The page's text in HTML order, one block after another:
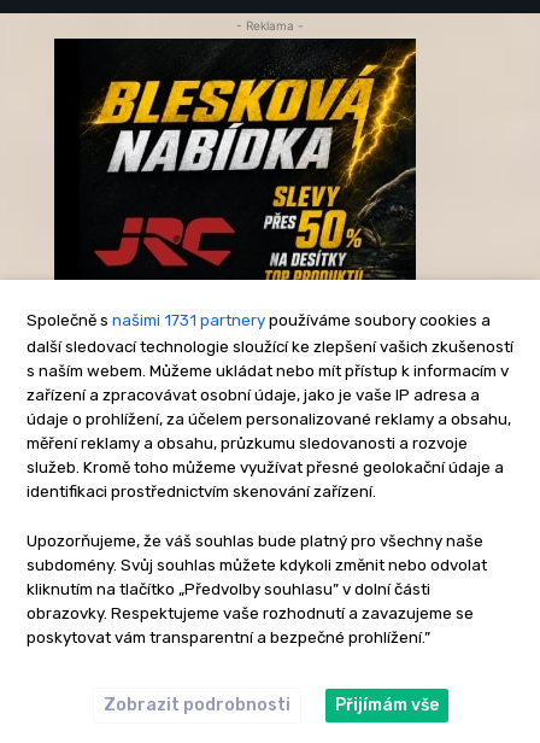
Společně s našimi 1731 partnery používáme soubory cookies a
další sledovací technologie sloužící ke zlepšení vašich zkušeností
s naším webem. Můžeme ukládat nebo mít přístup k informacím v
zařízení a zpracovávat osobní údaje, jako je vaše IP adresa a
údaje o prohlížení, za účelem personalizované reklamy a obsahu,
měření reklamy a obsahu, průzkumu sledovanosti a rozvoje
služeb. Kromě toho můžeme využívat přesné geolokační údaje a
identifikaci prostřednictvím skenování zařízení.
Upozorňujeme, že váš souhlas bude platný pro všechny naše
subdomény. Svůj souhlas můžete kdykoli změnit nebo odvolat
kliknutím na tlačítko „Předvolby souhlasu” v dolní části
obrazovky. Respektujeme vaše rozhodnutí a zavazujeme se
poskytovat vám transparentní a bezpečné prohlížení.”
Zobrazit podrobnosti Přijímám vše
- Reklama -
-Reklama-